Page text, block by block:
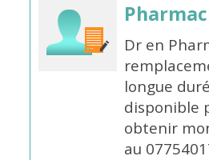
Dr en
longue
disponible
obtenir
au